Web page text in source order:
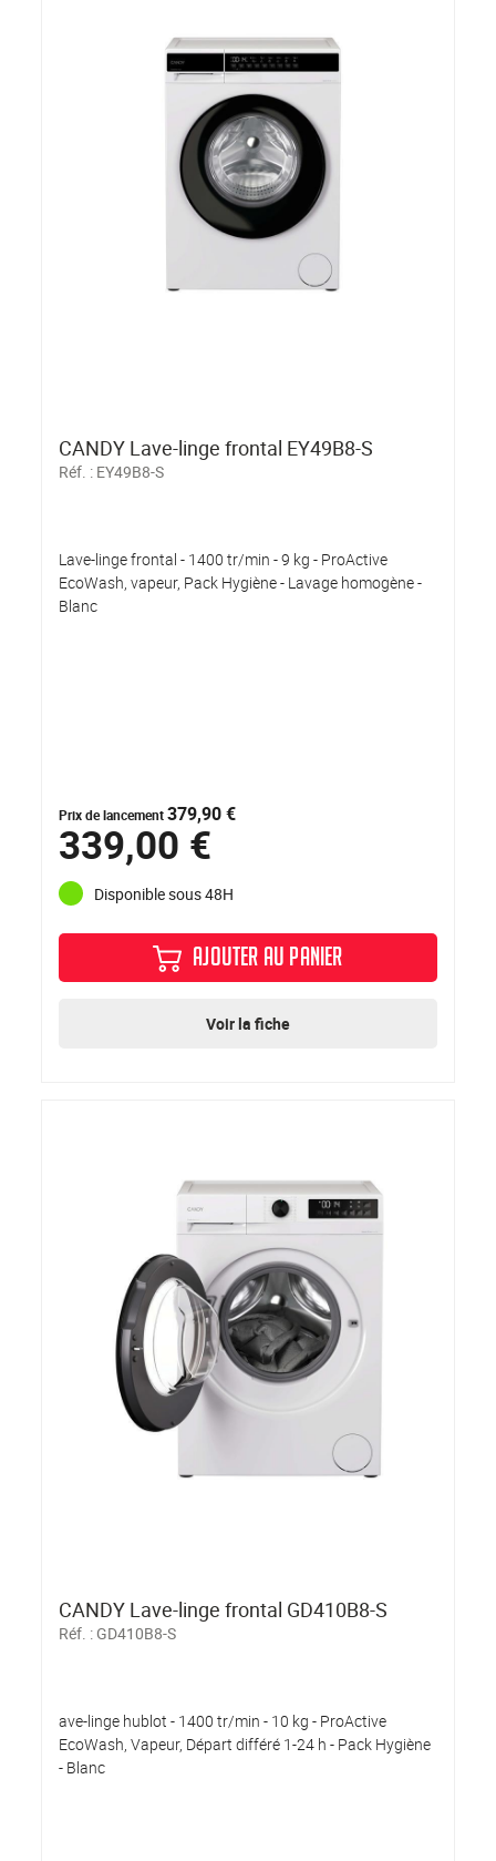
CANDY Lave-linge frontal EY49B8-S
Réf. : EY49B8-S
Lave-linge frontal - 1400 tr/min - 9 kg - ProActive
EcoWash, vapeur, Pack Hygiène - Lavage homogène -
Blanc
Prix de lancement379,90 €
339,00 €
Disponible sous 48H
AJOUTER AU PANIER
Voir la fiche
CANDY Lave-linge frontal GD410B8-S
Réf. : GD410B8-S
ave-linge hublot - 1400 tr/min - 10 kg - ProActive
EcoWash, Vapeur, Départ différé 1-24 h - Pack Hygiène
- Blanc